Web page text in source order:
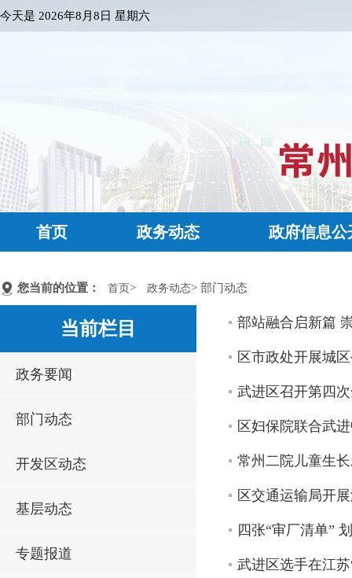
今天是 2026年8月8日 星期六
首页 政务动态 政府信息公
您当前的位置： 首页> 政务动态> 部门动态
当前栏目
政务要闻
部门动态
开发区动态
基层动态
专题报道
部站融合启新篇
区市政处开展城
武进区召开第四
区妇保院联合武
常州二院儿童生
区交通运输局开
四张“审厂清单”
武进区选手在江